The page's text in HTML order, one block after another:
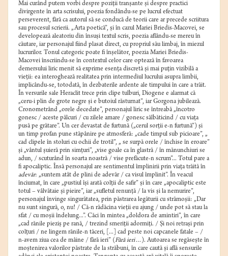
Mai curând putem vorbi despre poziții tranșante și despre practici
divirgente în arta scrisului, poezia fondându-se pe lucrul efectuat
perseverent, fără ca autorul să se conducă de teorii care ar precede scriitura
sau procesul scrierii. „Arta poetică”, și în cazul Mariei Briedis-Macovei, se
developează aleatoriu din însuși textul scris, poezia aflându-se mereu în
căutare, iar personajul fiind plasat direct, cu propriul său limbaj, în miezul
lucrurilor. Tonul categoric poate fi înșelător, poezia Mariei Briedis-
Macovei înscriindu-se în contextul celor care optează în favoarea
demersului liric menit să exprime esența discretă și mai puțin vizibilă a
vieții: ea interoghează realitatea prin intermediul lucrului asupra limbii,
implicându-se, totodată, în dezbaterile ardente ale timpului în care a trăit.
În versurile sale Heraclit trece prin clipe tulburi, Diogene e alarmat că
„ceru-i plin de grote negre și e butoiul răsturnat”, iar Gorgona jubilează.
Cronometrând „orele decedate”, personajul liric se întreabă „încotro
gonesc / aceste pâlcuri / cu zilele amare / gonesc sălbăticind / cu viața
pusă pe grătare”. Un cer devastat de furtună („cerul sorţii e-n furtună”) și
un timp profan pune stăpânire pe atmosferă: „cade timpul sub picioare”, „
cad clipele în stoluri cu ochii de trotil”, „ se surpă orele / închise în eroare”
și „vântul șuieră prin simţuri”, „vise goale ca în glastră / în mănunchiuri se
adun, / scuturând în soarta noastră / vise prefăcute-n scrum”... Totul pare a
fi apocaliptic. Însă personajul are sentimentul împlinirii prin viața trăită în
adevăr: „suntem atât de plini de adevăr / ca visul împlinit”. În veacul
înciumat, în care „pustiul îşi arată colţii de safir” și în care „apocaliptic este
totul – vâlvătaie și pieire”, iar „sufletul renunță / la vis și la nemurire”,
personajul învinge singurătatea, prin păstrarea legăturii cu strămoșii: „Dar
nu sunt singură, o, nu! / Că-n rădăcina vieții eu ajung / unde pot să stau la
sfat / cu moșii îndelung...”. Căci în mintea „doldora de amintiri”, în care
„cad rănile pieziş pe rană, / trezind smeriții adormiți. / Și noi retrași prin
colţuri / ne lingem rănile-n tăceri, [...] cad peste noi capcanele fatale – /
n-avem ziua cea de mâine / fără ieri” (Fără ieri… ). Autoarea se regăsește în
moștenirea valorilor păstrate de la străbuni, în care caută și află sensurile